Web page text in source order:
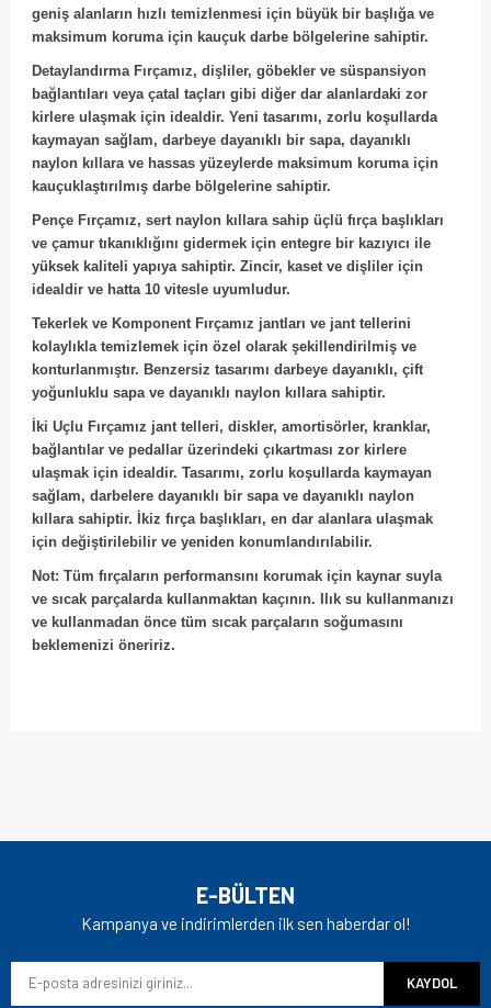
geniş alanların hızlı temizlenmesi için büyük bir başlığa ve
maksimum koruma için kauçuk darbe bölgelerine sahiptir.
Detaylandırma Fırçamız, dişliler, göbekler ve süspansiyon
bağlantıları veya çatal taçları gibi diğer dar alanlardaki zor
kirlere ulaşmak için idealdir. Yeni tasarımı, zorlu koşullarda
kaymayan sağlam, darbeye dayanıklı bir sapa, dayanıklı
naylon kıllara ve hassas yüzeylerde maksimum koruma için
kauçuklaştırılmış darbe bölgelerine sahiptir.
Pençe Fırçamız, sert naylon kıllara sahip üçlü fırça başlıkları
ve çamur tıkanıklığını gidermek için entegre bir kazıyıcı ile
yüksek kaliteli yapıya sahiptir. Zincir, kaset ve dişliler için
idealdir ve hatta 10 vitesle uyumludur.
Tekerlek ve Komponent Fırçamız jantları ve jant tellerini
kolaylıkla temizlemek için özel olarak şekillendirilmiş ve
konturlanmıştır. Benzersiz tasarımı darbeye dayanıklı, çift
yoğunluklu sapa ve dayanıklı naylon kıllara sahiptir.
İki Uçlu Fırçamız jant telleri, diskler, amortisörler, kranklar,
bağlantılar ve pedallar üzerindeki çıkartması zor kirlere
ulaşmak için idealdir. Tasarımı, zorlu koşullarda kaymayan
sağlam, darbelere dayanıklı bir sapa ve dayanıklı naylon
kıllara sahiptir. İkiz fırça başlıkları, en dar alanlara ulaşmak
için değiştirilebilir ve yeniden konumlandırılabilir.
Not: Tüm fırçaların performansını korumak için kaynar suyla
ve sıcak parçalarda kullanmaktan kaçının. Ilık su kullanmanızı
ve kullanmadan önce tüm sıcak parçaların soğumasını
beklemenizi öneririz.
Ürün resmi kalitesiz, bozuk veya görüntülenemiyor.
Ürün açıklamasında eksik bilgiler bulunuyor.
Ürün fiyatı diğer sitelerden daha pahalı.
E-BÜLTEN
Kampanya ve indirimlerden ilk sen haberdar ol!
KAYDOL